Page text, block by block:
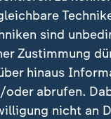
zufolge
und 1.200
Slogan:
sind
Zustimmung
hinaus
oder abrufen.
nicht an